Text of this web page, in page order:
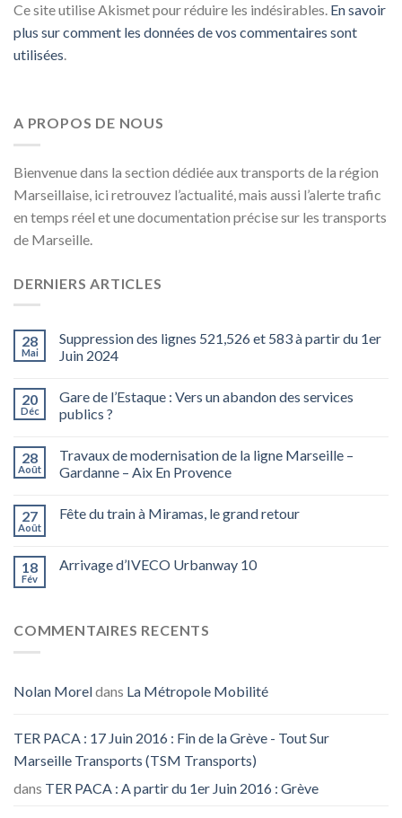
Ce site utilise Akismet pour réduire les indésirables. En savoir
plus sur comment les données de vos commentaires sont
utilisées.
A PROPOS DE NOUS
Bienvenue dans la section dédiée aux transports de la région
Marseillaise, ici retrouvez l’actualité, mais aussi l’alerte trafic
en temps réel et une documentation précise sur les transports
de Marseille.
DERNIERS ARTICLES
28
Mai
Suppression des lignes 521,526 et 583 à partir du 1er
Juin 2024
20
Déc
Gare de l’Estaque : Vers un abandon des services
publics ?
28
Août
Travaux de modernisation de la ligne Marseille –
Gardanne – Aix En Provence
27
Août
Fête du train à Miramas, le grand retour
18
Fév
Arrivage d’IVECO Urbanway 10
COMMENTAIRES RECENTS
Nolan Moreldans La Métropole Mobilité
TER PACA : 17 Juin 2016 : Fin de la Grève - Tout Sur
Marseille Transports (TSM Transports)
dans TER PACA : A partir du 1er Juin 2016 : Grève